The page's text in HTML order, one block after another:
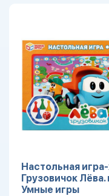
Настольная
Грузовичок Лёва.
Умные игры